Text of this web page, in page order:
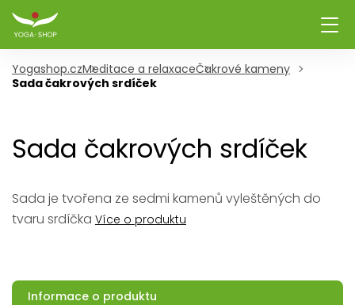
Yogashop.czMeditace a relaxaceČakrové kameny
Sada čakrových srdíček
Sada čakrových srdíček
Sada je tvořena ze sedmi kamenů vyleštěných do
tvaru srdíčka Více o produktu
Informace o produktu